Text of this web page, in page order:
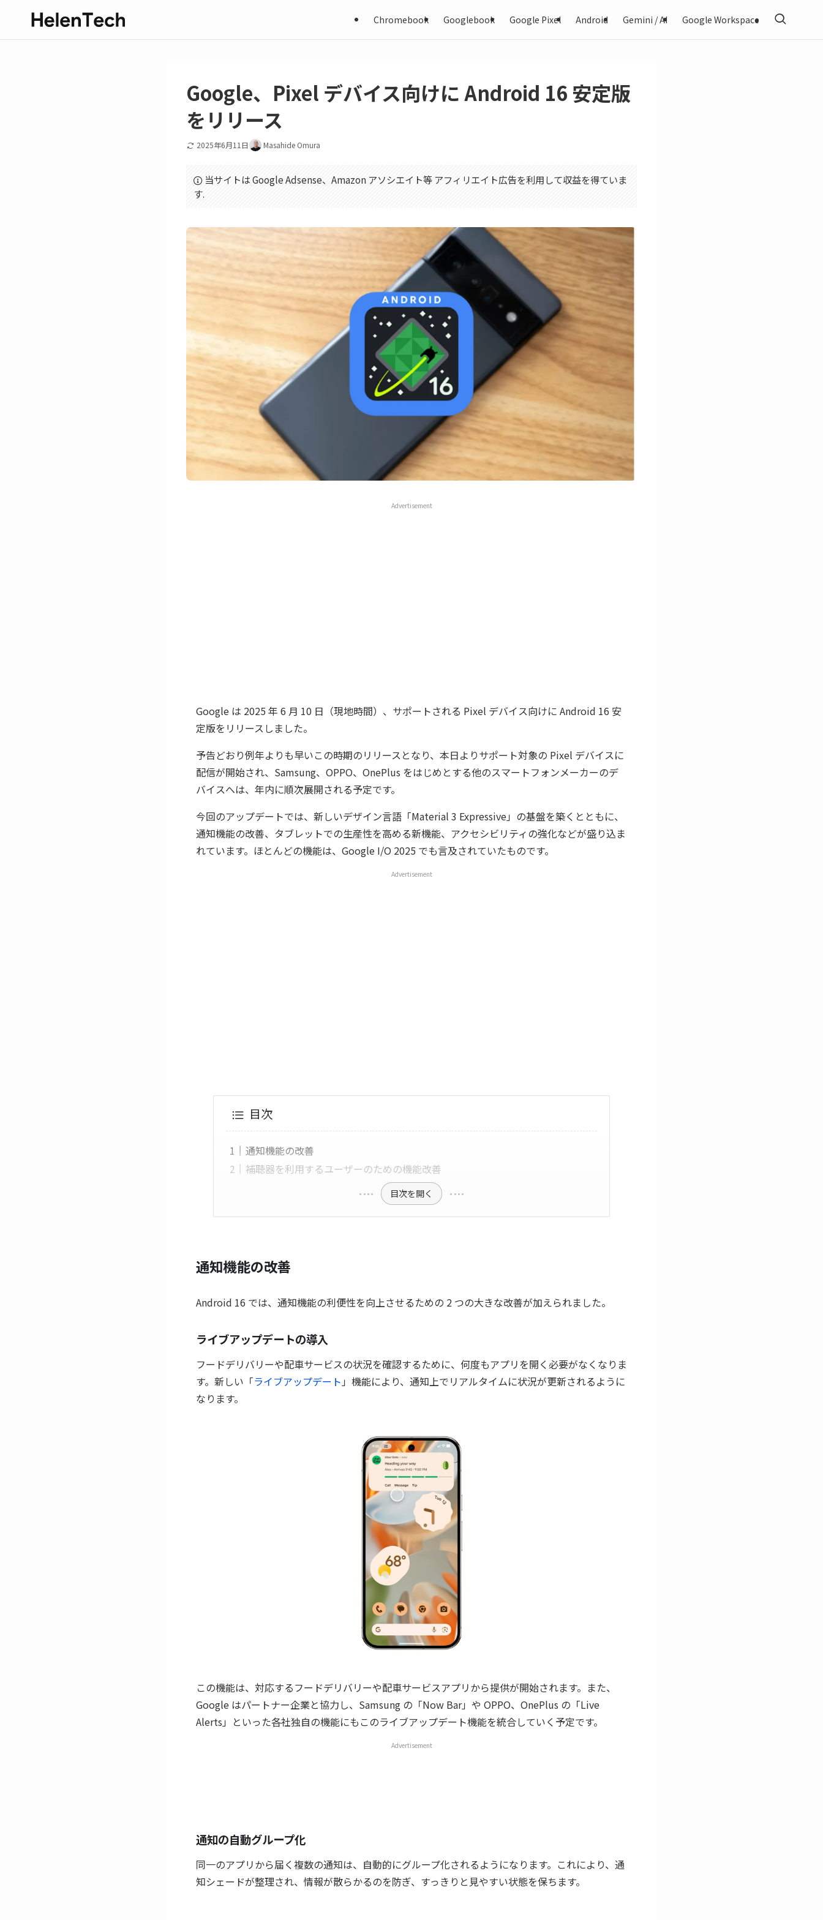
Chromebook Googlebook Google Pixel Android Gemini / AI Google Workspace
Google、Pixel デバイス向けに Android 16 安定版
をリリース
2025年6月11日 Masahide Omura
当サイトは Google Adsense、Amazon アソシエイト等 アフィリエイト広告を利用して収益を得ていま
す.
Advertisement
Google は 2025 年 6 月 10 日（現地時間）、サポートされる Pixel デバイス向けに Android 16 安
定版をリリースしました。
予告どおり例年よりも早いこの時期のリリースとなり、本日よりサポート対象の Pixel デバイスに
配信が開始され、Samsung、OPPO、OnePlus をはじめとする他のスマートフォンメーカーのデ
バイスへは、年内に順次展開される予定です。
今回のアップデートでは、新しいデザイン言語「Material 3 Expressive」の基盤を築くとともに、
通知機能の改善、タブレットでの生産性を高める新機能、アクセシビリティの強化などが盛り込ま
れています。ほとんどの機能は、Google I/O 2025 でも言及されていたものです。
Advertisement
目次
通知機能の改善
補聴器を利用するユーザーのための機能改善
目次を開く
通知機能の改善
Android 16 では、通知機能の利便性を向上させるための 2 つの大きな改善が加えられました。
ライブアップデートの導入
フードデリバリーや配車サービスの状況を確認するために、何度もアプリを開く必要がなくなりま
す。新しい「ライブアップデート 」機能により、通知上でリアルタイムに状況が更新されるように
なります。
この機能は、対応するフードデリバリーや配車サービスアプリから提供が開始されます。また、
Google はパートナー企業と協力し、Samsung の「Now Bar」や OPPO、OnePlus の「Live
Alerts」といった各社独自の機能にもこのライブアップデート機能を統合していく予定です。
Advertisement
通知の自動グループ化
同一のアプリから届く複数の通知は、自動的にグループ化されるようになります。これにより、通
知シェードが整理され、情報が散らかるのを防ぎ、すっきりと見やすい状態を保ちます。